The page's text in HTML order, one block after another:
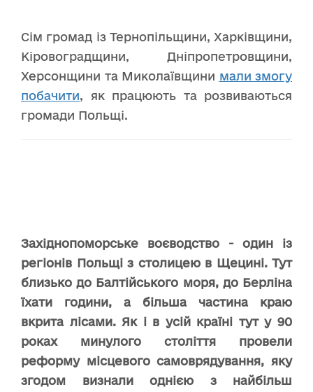
Сім громад із Тернопільщини, Харківщини,
Кіровоградщини, Дніпропетровщини,
Херсонщини та Миколаївщини мали змогу
побачити, як працюють та розвиваються
громади Польщі.
Західнопоморське воєводство - один із
регіонів Польщі з столицею в Щецині. Тут
близько до Балтійського моря, до Берліна
їхати години, а більша частина краю
вкрита лісами. Як і в усій країні тут у 90
роках минулого століття провели
реформу місцевого самоврядування, яку
згодом визнали однією з найбільш